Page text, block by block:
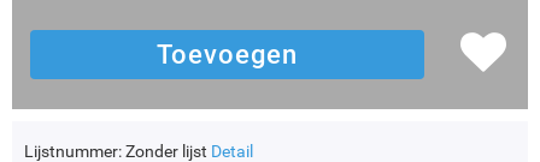
Lijstnummer:Zonder lijst Detail